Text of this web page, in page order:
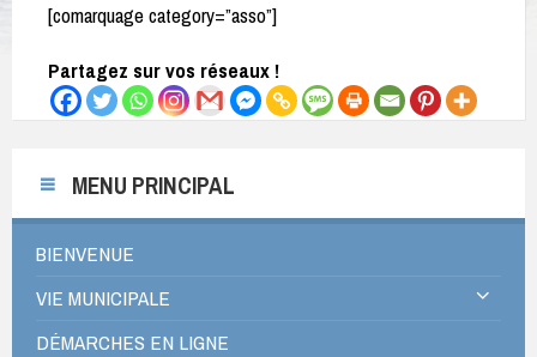
[comarquage category=”asso”]
Partagez sur vos réseaux !
MENU PRINCIPAL
BIENVENUE
VIE MUNICIPALE
DÉMARCHES EN LIGNE